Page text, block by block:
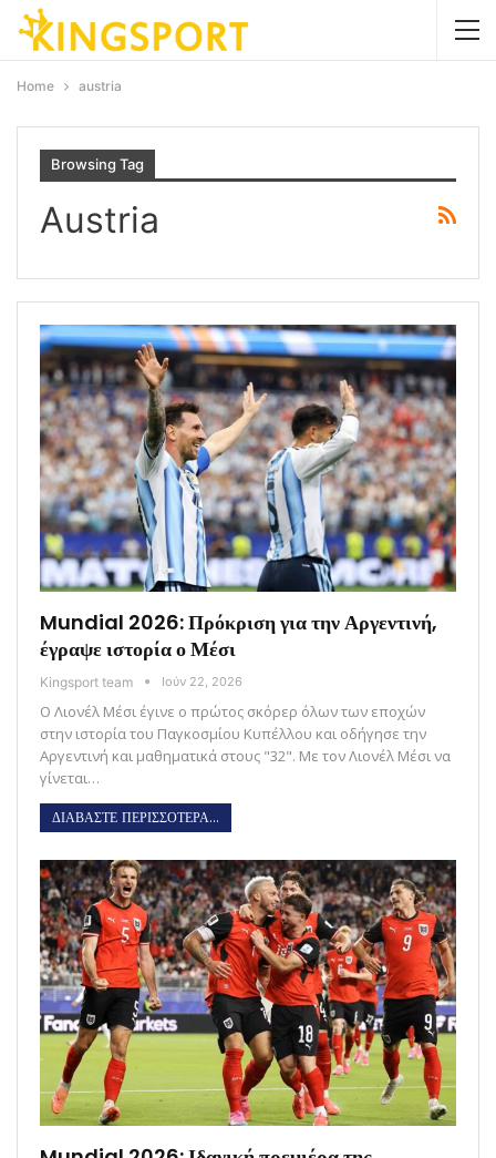
Home austria
Browsing Tag
Austria
Mundial 2026: Πρόκριση για την Αργεντινή,
έγραψε ιστορία ο Μέσι
Kingsport team Ιούν 22, 2026
Ο Λιονέλ Μέσι έγινε ο πρώτος σκόρερ όλων των εποχών
στην ιστορία του Παγκοσμίου Κυπέλλου και οδήγησε την
Αργεντινή και μαθηματικά στους "32". Με τον Λιονέλ Μέσι να
γίνεται…
ΔΙΑΒΑΣΤΕ ΠΕΡΙΣΣΟΤΕΡΑ...